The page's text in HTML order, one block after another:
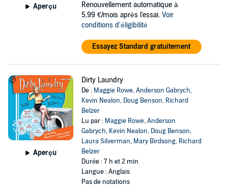
Aperçu
Renouvellement automatique à
5,99 €/mois après l'essai. Voir
conditions d'éligibilité
Essayez Standard gratuitement
Aperçu
Dirty Laundry
De : Maggie Rowe,Anderson Gabrych,
Kevin Nealon, Doug Benson, Richard
Belzer
Lu par : Maggie Rowe,Anderson
Gabrych, Kevin Nealon, Doug Benson,
Laura Silverman, Mary Birdsong, Richard
Belzer
Durée : 7 h et 2 min
Langue : Anglais
Pas de notations